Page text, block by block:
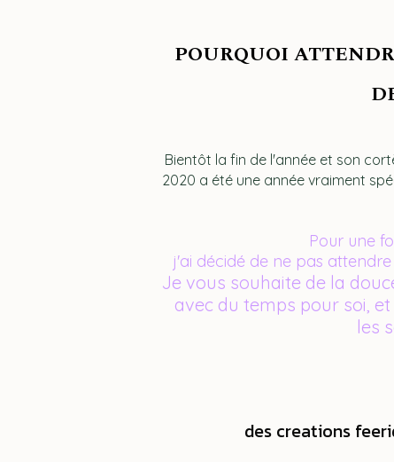
POURQUOI
Bientôt la fin de l'année et son
2020 a été une année vraiment
Pour une
j'ai décidé de ne pas
Je vous souhaite de la
avec du temps pour soi,
les
des creations